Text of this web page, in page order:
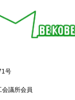
号
議所会員